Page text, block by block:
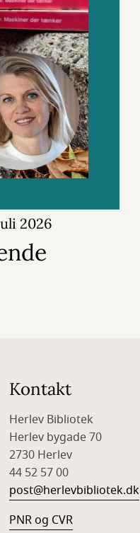
2026
Kontakt
Herlev Bibliotek
Herlev bygade 70
2730 Herlev
44 52 57 00
post@herlevbibliotek.dk
PNR og CVR